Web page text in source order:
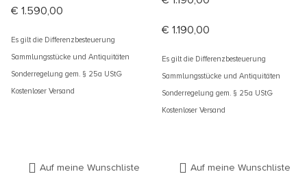
€ 1.590,00
Es gilt die Differenzbesteuerung
Sammlungsstücke und Antiquitäten
Sonderregelung gem. § 25a UStG
Kostenloser Versand
€ 1.190,00
Es gilt die Differenzbesteuerung
Sammlungsstücke und Antiquitäten
Sonderregelung gem. § 25a UStG
Kostenloser Versand
Auf meine Wunschliste Auf meine Wunschliste